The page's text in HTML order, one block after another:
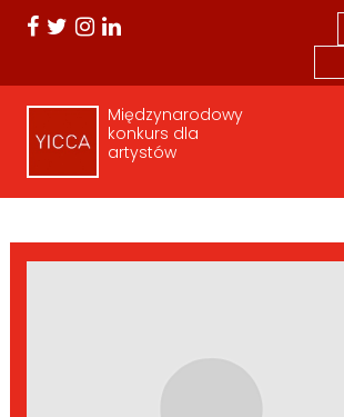
Międzynarodowy
konkurs dla
artystów